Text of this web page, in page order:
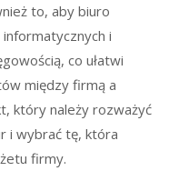
to, aby biuro
i
co ułatwi
między firmą a
który należy rozważyć
i wybrać tę, która
firmy.